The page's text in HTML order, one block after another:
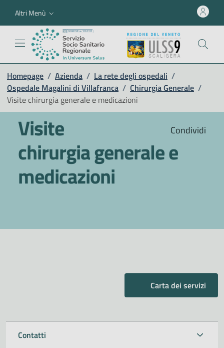
Altri Menù
Homepage / Azienda / La rete degli ospedali /
Ospedale Magalini di Villafranca / Chirurgia Generale /
Visite chirurgia generale e medicazioni
Condividi
Visite
chirurgia generale e
medicazioni
Carta dei servizi
Contatti